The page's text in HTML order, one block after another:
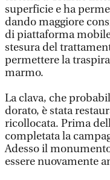
superficie e ha
dando maggiore
di piattaforma
stesura del
permettere la
marmo.
La clava, che
dorato, è stata
ricollocata. Prima
completata la
Adesso il
essere nuovamente